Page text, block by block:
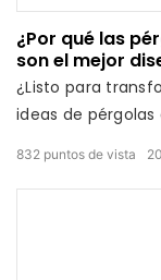
¿Por qué las
son el mejor
sombreado de
¿Listo para
ideas de
832 puntos de vista